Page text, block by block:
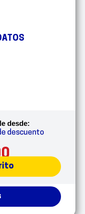
desde:
descuento